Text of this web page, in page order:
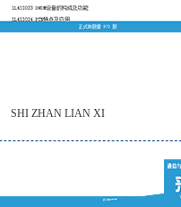
SHI ZHAN LIAN XI